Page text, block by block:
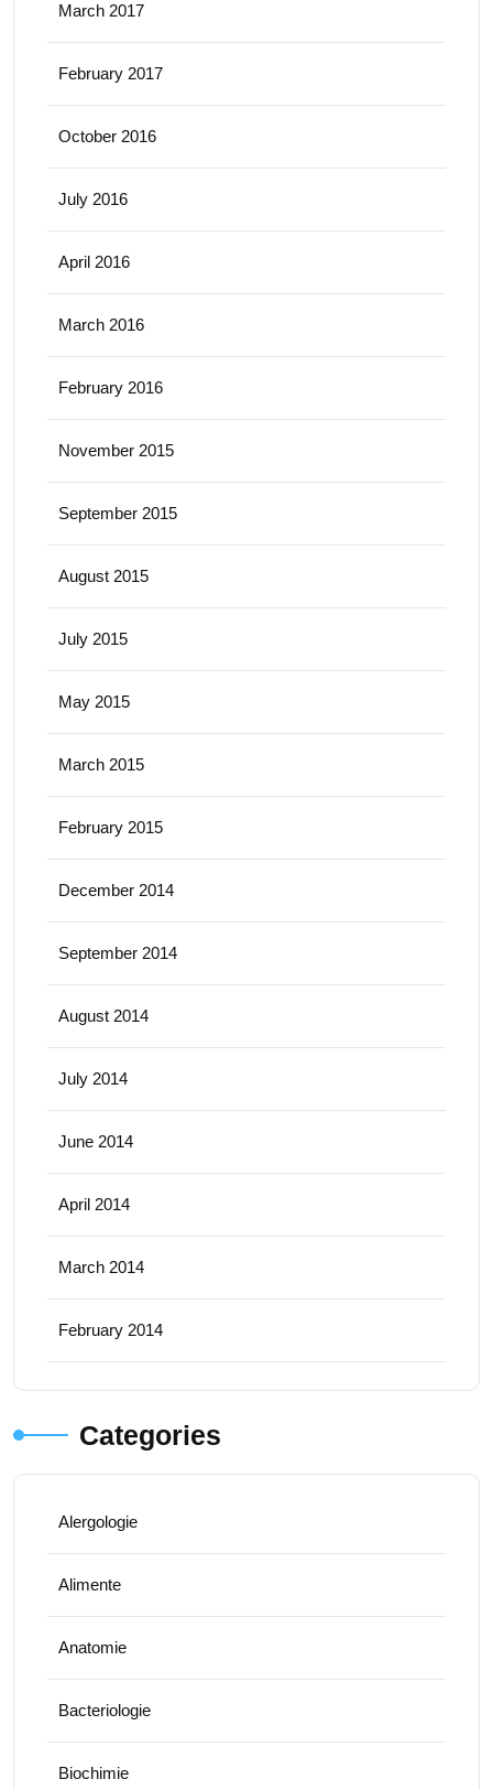
March 2017
February 2017
October 2016
July 2016
April 2016
March 2016
February 2016
November 2015
September 2015
August 2015
July 2015
May 2015
March 2015
February 2015
December 2014
September 2014
August 2014
July 2014
June 2014
April 2014
March 2014
February 2014
Categories
Alergologie
Alimente
Anatomie
Bacteriologie
Biochimie